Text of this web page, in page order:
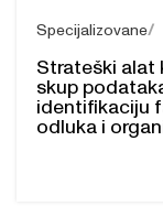
Specijalizovane
Strateški
skup
identifikaciju
odluka i